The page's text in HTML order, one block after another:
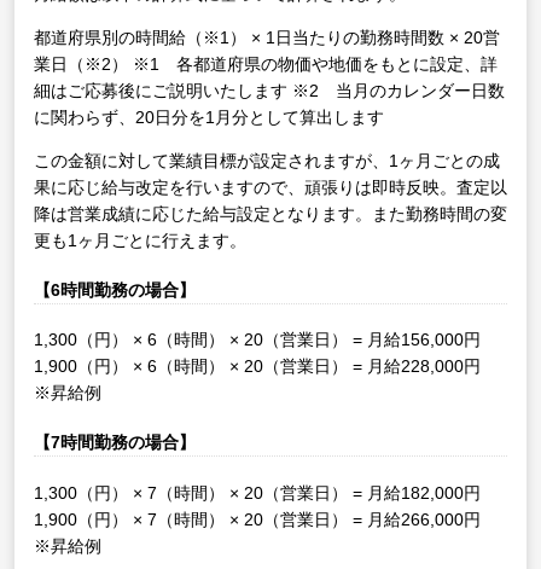
都道府県別の時間給（※1） × 1日当たりの勤務時間数 × 20営
業日（※2）
※1 各都道府県の物価や地価をもとに設定、詳
細はご応募後にご説明いたします ※2 当月のカレンダー日数
に関わらず、20日分を1月分として算出します
この金額に対して業績目標が設定されますが、1ヶ月ごとの成
果に応じ給与改定を行いますので、頑張りは即時反映。査定以
降は営業成績に応じた給与設定となります。また勤務時間の変
更も1ヶ月ごとに行えます。
【6時間勤務の場合】
1,300（円） × 6（時間） × 20（営業日） = 月給156,000円
1,900（円） × 6（時間） × 20（営業日） = 月給228,000円
※昇給例
【7時間勤務の場合】
1,300（円） × 7（時間） × 20（営業日） = 月給182,000円
1,900（円） × 7（時間） × 20（営業日） = 月給266,000円
※昇給例